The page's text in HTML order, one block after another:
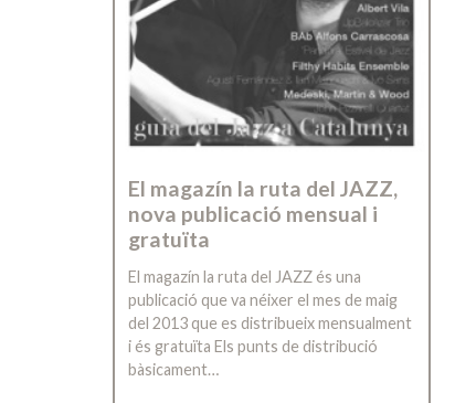
El magazín la ruta del JAZZ,
nova publicació mensual i
gratuïta
El magazín la ruta del JAZZ és una
publicació que va néixer el mes de maig
del 2013 que es distribueix mensualment
i és gratuïta Els punts de distribució
bàsicament…